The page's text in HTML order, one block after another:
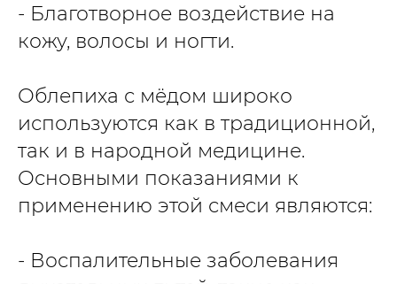
- Благотворное воздействие на
кожу, волосы и ногти.
Облепиха с мёдом широко
используются как в традиционной,
так и в народной медицине.
Основными показаниями к
применению этой смеси являются:
- Воспалительные заболевания